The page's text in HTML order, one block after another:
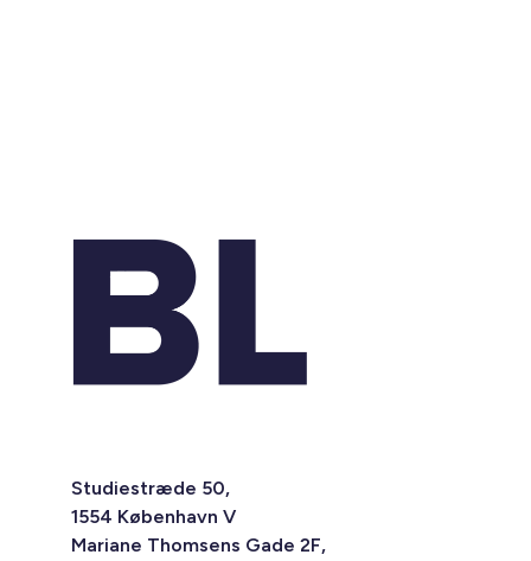
Studiestræde 50,
1554 København V
Mariane Thomsens Gade 2F,